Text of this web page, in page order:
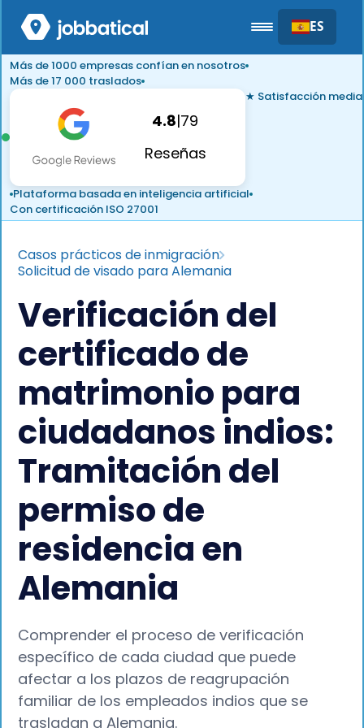
ES
Más de 1000 empresas confían en nosotros
Más de 17 000 traslados
4.8|79
Reseñas
★ Satisfacción media
Plataforma basada en inteligencia artificial
Con certificación ISO 27001
Casos prácticos de inmigración
Solicitud de visado para Alemania
Verificación del
certificado de
matrimonio para
ciudadanos indios:
Tramitación del
permiso de
residencia en
Alemania
Comprender el proceso de verificación
específico de cada ciudad que puede
afectar a los plazos de reagrupación
familiar de los empleados indios que se
trasladan a Alemania.